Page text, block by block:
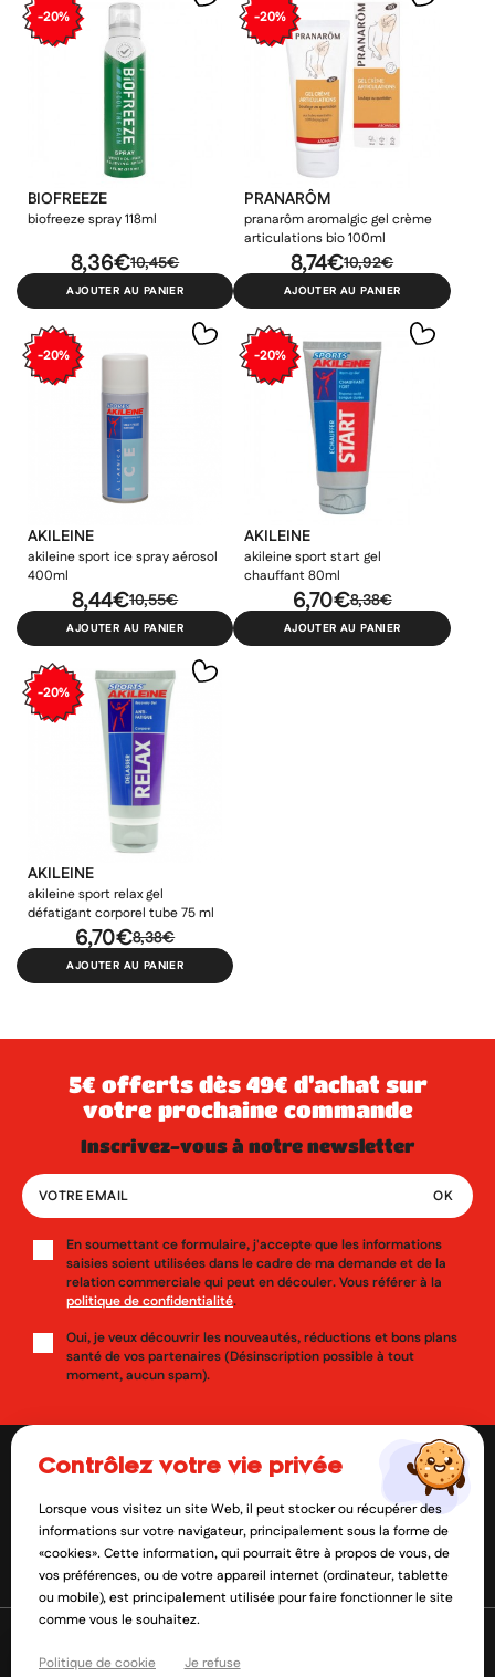
-20%
BIOFREEZE
biofreeze spray 118ml
10,45€
8,36€
AJOUTER AU PANIER
-20%
PRANARÔM
pranarôm aromalgic gel crème
articulations bio 100ml
10,92€
8,74€
AJOUTER AU PANIER
-20%
AKILEINE
akileine sport ice spray aérosol
400ml
10,55€
8,44€
AJOUTER AU PANIER
-20%
AKILEINE
akileine sport start gel
chauffant 80ml
8,38€
6,70€
AJOUTER AU PANIER
-20%
AKILEINE
akileine sport relax gel
défatigant corporel tube 75 ml
8,38€
6,70€
AJOUTER AU PANIER
5€ offerts dès 49€ d’achat sur
votre prochaine commande
inscrivez-vous à notre newsletter
En soumettant ce formulaire, j'accepte que les informations
saisies soient utilisées dans le cadre de ma demande et de la
relation commerciale qui peut en découler. Vous référer à la
politique de confidentialité.
Oui, je veux découvrir les nouveautés, réductions et bons plans
santé de vos partenaires (Désinscription possible à tout
moment, aucun spam).
contact@mylittlepara.com
01 85 09 61 52
contrôlez votre vie privée
Lorsque vous visitez un site Web, il peut stocker ou récupérer des
informations sur votre navigateur, principalement sous la forme de
«cookies». Cette information, qui pourrait être à propos de vous, de
vos préférences, ou de votre appareil internet (ordinateur, tablette
ou mobile), est principalement utilisée pour faire fonctionner le site
comme vous le souhaitez.
Politique de cookie Je refuse